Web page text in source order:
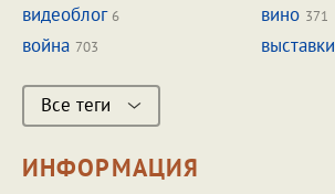
видеоблог 6 вино 371
война 703 выставки
Все теги
ИНФОРМАЦИЯ